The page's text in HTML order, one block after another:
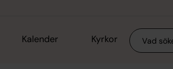
Kalender Kyrkor Sök